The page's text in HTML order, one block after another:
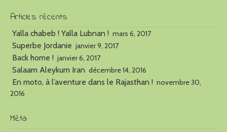
Articles récents
Yalla chabeb ! Yalla Lubnan ! mars 6, 2017
Superbe Jordanie janvier 9, 2017
Back home ! janvier 6, 2017
Salaam Aleykum Iran décembre 14, 2016
En moto, à l’aventure dans le Rajasthan ! novembre 30,
2016
Méta